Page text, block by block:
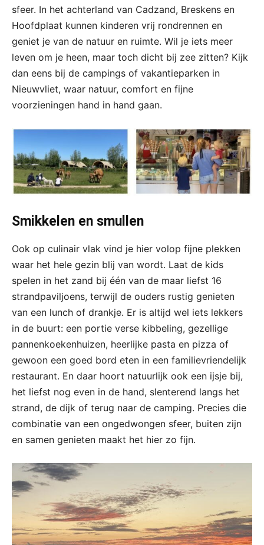
sfeer. In het achterland van Cadzand, Breskens en
Hoofdplaat kunnen kinderen vrij rondrennen en
geniet je van de natuur en ruimte. Wil je iets meer
leven om je heen, maar toch dicht bij zee zitten? Kijk
dan eens bij de campings of vakantieparken in
Nieuwvliet, waar natuur, comfort en fijne
voorzieningen hand in hand gaan.
Smikkelen en smullen
Ook op culinair vlak vind je hier volop fijne plekken
waar het hele gezin blij van wordt. Laat de kids
spelen in het zand bij één van de maar liefst 16
strandpaviljoens, terwijl de ouders rustig genieten
van een lunch of drankje. Er is altijd wel iets lekkers
in de buurt: een portie verse kibbeling, gezellige
pannenkoekenhuizen, heerlijke pasta en pizza of
gewoon een goed bord eten in een familievriendelijk
restaurant. En daar hoort natuurlijk ook een ijsje bij,
het liefst nog even in de hand, slenterend langs het
strand, de dijk of terug naar de camping. Precies die
combinatie van een ongedwongen sfeer, buiten zijn
en samen genieten maakt het hier zo fijn.